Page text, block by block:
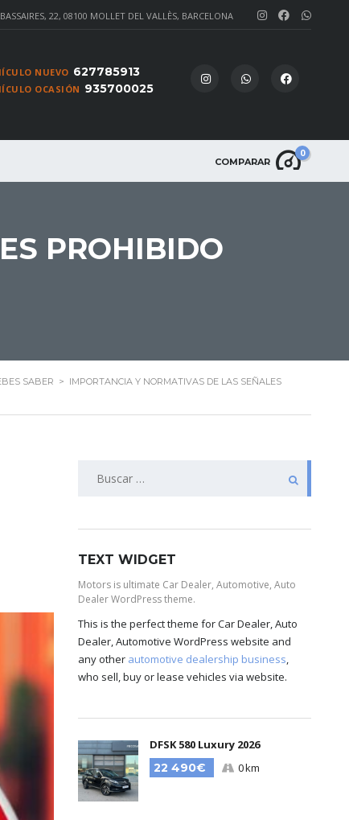
22, 08100 MOLLET DEL VALLÈS, BARCELONA
NUEVO 627785913
OCASIÓN 935700025
COMPARAR
0
PROHIBIDO
SABER > IMPORTANCIA Y NORMATIVAS DE LAS SEÑALES
TEXT WIDGET
Motors is ultimate Car Dealer, Automotive, Auto
Dealer WordPress theme.
This is the perfect theme for Car Dealer, Auto
Dealer, Automotive WordPress website and
any other automotive dealership business,
who sell, buy or lease vehicles via website.
DFSK 580 Luxury 2026
22 490€
0 km